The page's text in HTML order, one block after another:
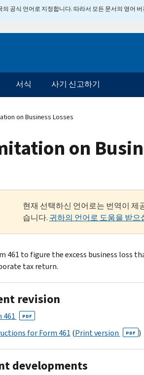
의 공식 언어로 지정합니다. 따라서 모든 문서의 영어
서식 사기 신고하기
on Business Losses
on
현재 선택하신 언어로는 번역이 제
습니다. 귀하의 언어로 도움을 받으
461 to figure the excess business loss
tax return.
revision
461 PDF
for Form 461 (Print version PDF )
developments